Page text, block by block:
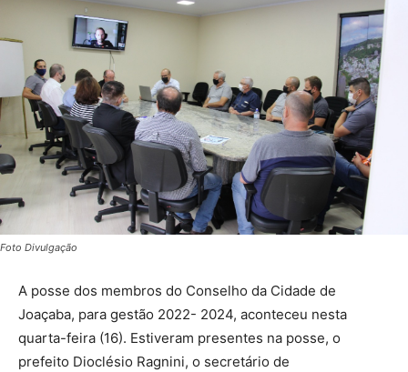
Foto Divulgação
A posse dos membros do Conselho da Cidade de
Joaçaba, para gestão 2022- 2024, aconteceu nesta
quarta-feira (16). Estiveram presentes na posse, o
prefeito Dioclésio Ragnini, o secretário de